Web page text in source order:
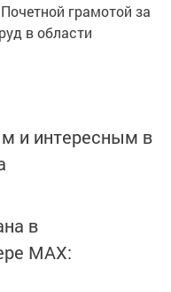
грамотой за
в области
и интересным в
в
MАХ: